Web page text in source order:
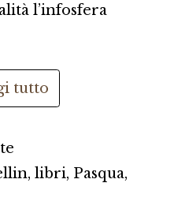
l’infosfera
tutto
, libri, Pasqua,